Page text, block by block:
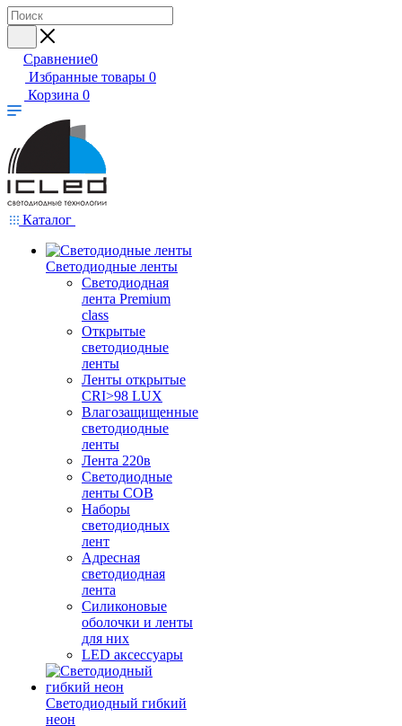
Сравнение0
Избранные товары 0
Корзина 0
Каталог
Светодиодные ленты
Светодиодная
лента Premium
class
Открытые
светодиодные
ленты
Ленты открытые
CRI>98 LUX
Влагозащищенные
светодиодные
ленты
Лента 220в
Светодиодные
ленты COB
Наборы
светодиодных
лент
Адресная
светодиодная
лента
Силиконовые
оболочки и ленты
для них
LED аксессуары
Светодиодный гибкий
неон